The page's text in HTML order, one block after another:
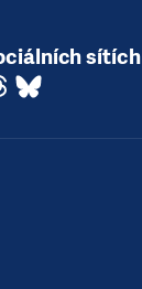
sítích